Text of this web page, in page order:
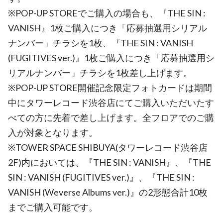
※POP-UP STOREでご購入の場合も、『THE SIN :
VANISH』1枚ご購入につき「応募抽選用シリアル
ナンバー」チラシを1枚、『THE SIN : VANISH
(FUGITIVES ver.)』1枚ご購入につき「応募抽選用シ
リアルナンバー」チラシを1枚差し上げます。
※POP-UP STORE開催記念限定フォトカードは期間
中にタワーレコード渋谷店にてご購入いただいたす
べての方に先着で差し上げます。全フロアでのご購
入が対象となります。
※TOWER SPACE SHIBUYA(タワーレコード渋谷店
2F)内においては、『THE SIN : VANISH』、『THE
SIN : VANISH (FUGITIVES ver.)』、『THE SIN :
VANISH (Weverse Albums ver.)』の2形態合計10枚
までご購入可能です。